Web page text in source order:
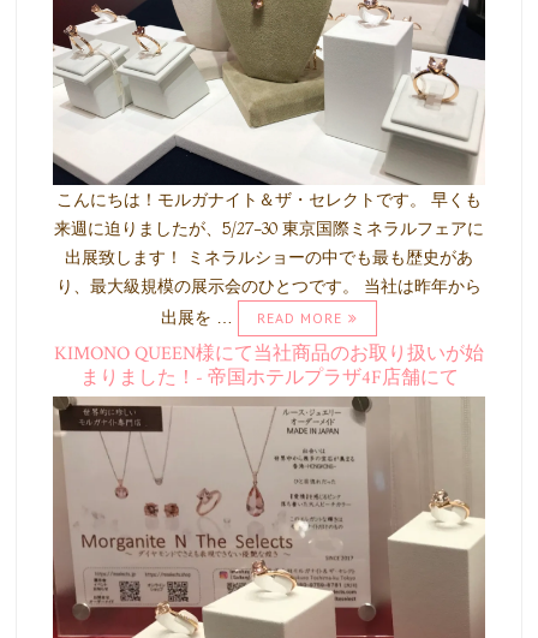
こんにちは！モルガナイト＆ザ・セレクトです。 早くも
来週に迫りましたが、5/27-30 東京国際ミネラルフェアに
出展致します！ ミネラルショーの中でも最も歴史があ
り、最大級規模の展示会のひとつです。 当社は昨年から
出展を …
READ MORE
KIMONO QUEEN様にて当社商品のお取り扱いが始
まりました！- 帝国ホテルプラザ4F店舗にて